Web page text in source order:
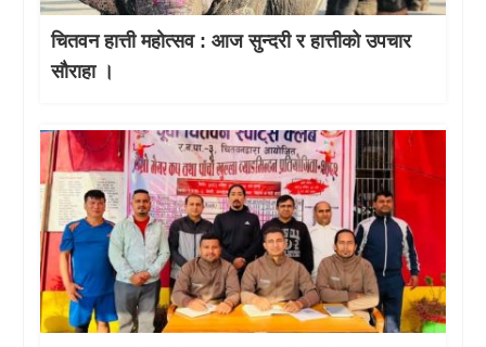
चितवन हात्ती महाेत्सव : आज सुन्दरी र हात्तीको उपचार
साैराहा ।